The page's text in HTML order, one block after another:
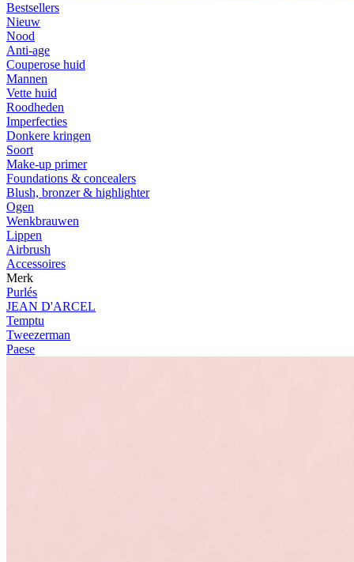
Bestsellers
Nieuw
Nood
Anti-age
Couperose huid
Mannen
Vette huid
Roodheden
Imperfecties
Donkere kringen
Soort
Make-up primer
Foundations & concealers
Blush, bronzer & highlighter
Ogen
Wenkbrauwen
Lippen
Airbrush
Accessoires
Merk
Purlés
JEAN D'ARCEL
Temptu
Tweezerman
Paese